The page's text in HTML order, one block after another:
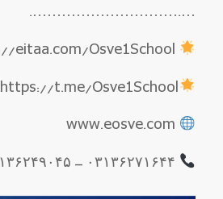
….………………………….
https://t.me/Osve1School